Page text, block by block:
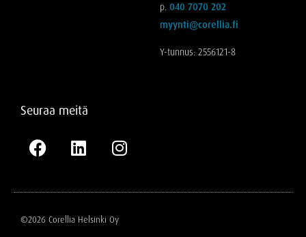
p. 040 7070 202
myynti@corellia.fi
Y-tunnus: 2556121-8
Seuraa meitä
©2026 Corellia Helsinki Oy